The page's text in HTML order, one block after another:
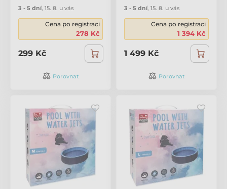
3 - 5 dní, 15. 8. u vás
Cena po registraci
278 Kč
299 Kč
Porovnat
3 - 5 dní, 15. 8. u vás
Cena po registraci
1 394 Kč
1 499 Kč
Porovnat